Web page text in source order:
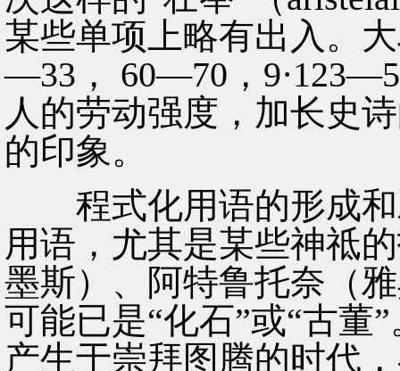
某些单项上略有出入。
—33， 60—70，
人的劳动强度，加长史
的印象。
程式化用语的形成和
用语，尤其是某些神祗
墨斯）、阿特鲁托奈（
可能已是“化石”或“古董
产生于崇拜图腾的时代